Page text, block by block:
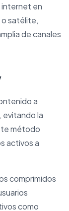
en
o satélite,
de canales
a
evitando la
método
activos a
comprimidos
como